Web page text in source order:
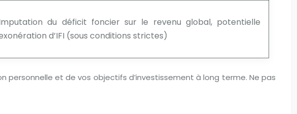
du déficit foncier sur le revenu global, potentielle
d’IFI (sous conditions strictes)
et de vos objectifs d’investissement à long terme. Ne pas